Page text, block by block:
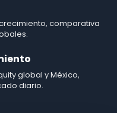
comparativa
global y México,
diario.